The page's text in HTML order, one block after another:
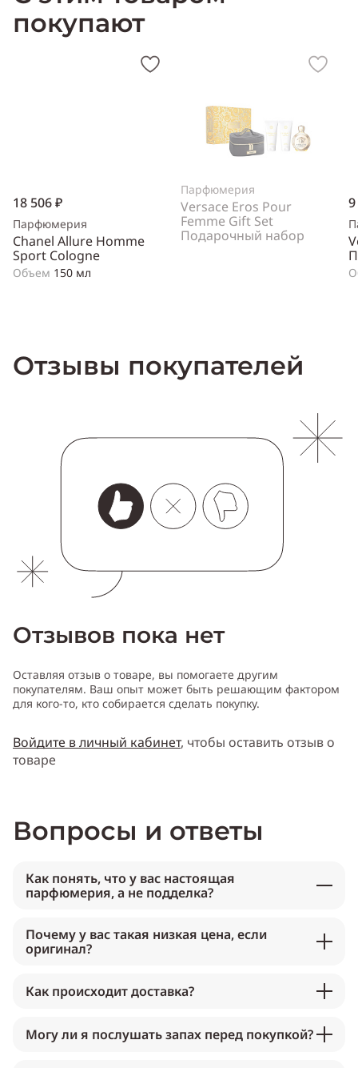
покупают
18 506 ₽
Парфюмерия
Chanel Allure Homme
Sport Cologne
Объем 150 мл
Парфюмерия
Versace Eros Pour
Femme Gift Set
Подарочный набор
Отзывы покупателей
Отзывов пока нет
Оставляя отзыв о товаре, вы помогаете другим
покупателям. Ваш опыт может быть решающим фактором
для кого-то, кто собирается сделать покупку.
Войдите в личный кабинет, чтобы оставить отзыв о
товаре
Вопросы и ответы
Как понять, что у вас настоящая
парфюмерия, а не подделка?
Почему у вас такая низкая цена, если
оригинал?
Как происходит доставка?
Могу ли я послушать запах перед покупкой?